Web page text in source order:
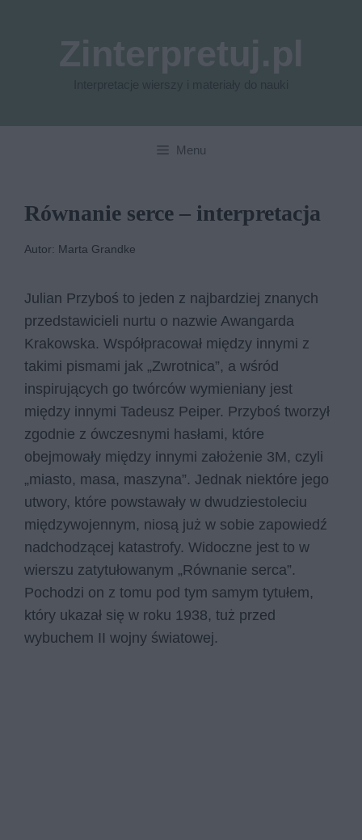
Menu
Równanie serce – interpretacja
Autor: Marta Grandke
Julian Przyboś to jeden z najbardziej znanych
przedstawicieli nurtu o nazwie Awangarda
Krakowska. Współpracował między innymi z
takimi pismami jak „Zwrotnica”, a wśród
inspirujących go twórców wymieniany jest
między innymi Tadeusz Peiper. Przyboś tworzył
zgodnie z ówczesnymi hasłami, które
obejmowały między innymi założenie 3M, czyli
„miasto, masa, maszyna”. Jednak niektóre jego
utwory, które powstawały w dwudziestoleciu
międzywojennym, niosą już w sobie zapowiedź
nadchodzącej katastrofy. Widoczne jest to w
wierszu zatytułowanym „Równanie serca”.
Pochodzi on z tomu pod tym samym tytułem,
który ukazał się w roku 1938, tuż przed
wybuchem II wojny światowej.